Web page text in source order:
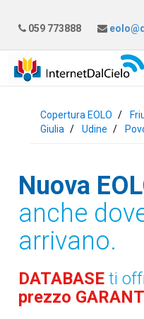
059 773888
Copertura EOLO
Giulia
Udine
Nuova
anche
arrivano.
DATABASEti
prezzo